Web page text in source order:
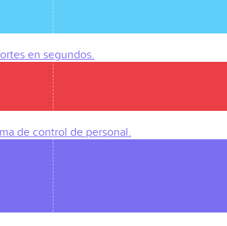
en segundos.
de control de personal.